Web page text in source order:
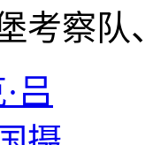
考察队